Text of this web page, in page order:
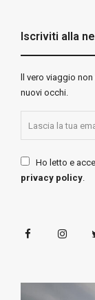
Iscriviti alla
ll vero viaggio
nuovi occhi.
Ho letto e
privacy policy.